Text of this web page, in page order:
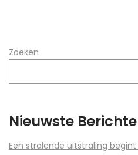
Zoeken
Nieuwste
Een stralende uitstraling begint